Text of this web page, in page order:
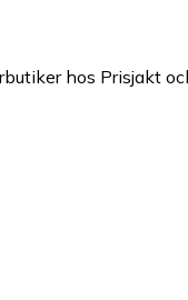
hos Prisjakt